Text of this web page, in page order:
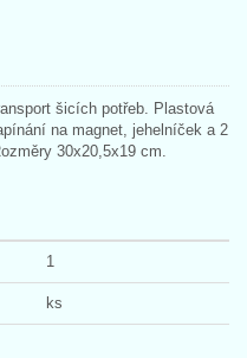
šicích potřeb. Plastová
na magnet, jehelníček a 2
30x20,5x19 cm.
1
ks